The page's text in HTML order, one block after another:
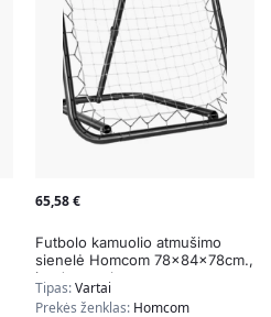
65,58€
Futbolo kamuolio atmušimo
sienelė Homcom 78x84x78cm.,
juodos spalvos
Tipas:Vartai
Prekės ženklas: Homcom